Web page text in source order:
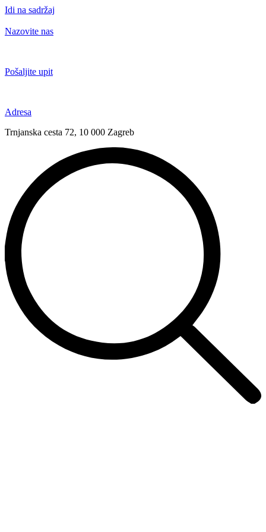
Idi na sadržaj
Nazovite nas
Pošaljite upit
Adresa
Trnjanska cesta 72, 10 000 Zagreb